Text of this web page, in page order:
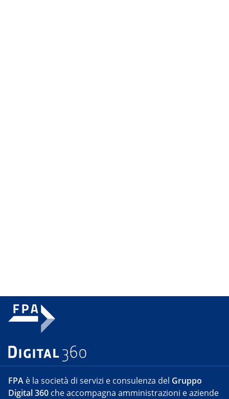
FPA è la società di servizi e consulenza del Gruppo
Digital 360 che accompagna amministrazioni e aziende